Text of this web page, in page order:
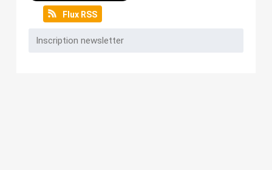
Flux RSS